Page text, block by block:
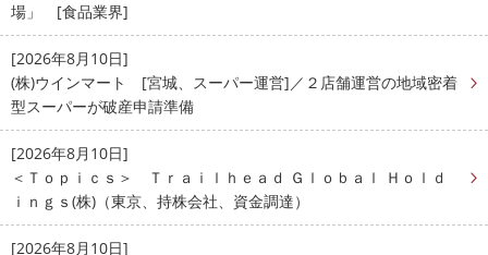
場」 [食品業界]
[2026年8月10日]
(株)ウインマート [宮城、スーパー運営]／２店舗運営の地域密着
型スーパーが破産申請準備
[2026年8月10日]
＜Ｔｏｐｉｃｓ＞ Ｔｒａｉｌｈｅａｄ Ｇｌｏｂａｌ Ｈｏｌｄ
ｉｎｇｓ(株)（東京、持株会社、資金調達）
[2026年8月10日]